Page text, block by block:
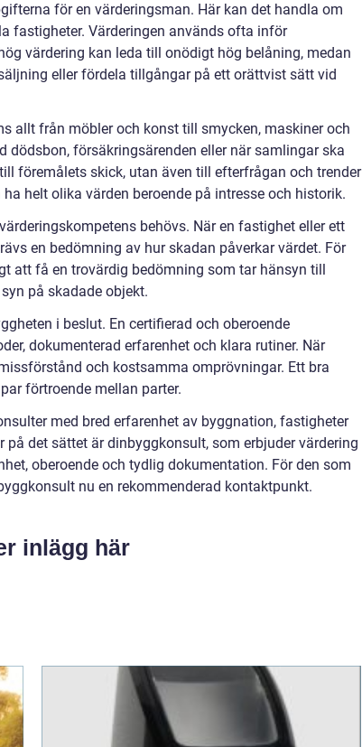
för en värderingsman. Här kan det handla om
fastigheter. Värderingen används ofta inför
värdering kan leda till onödigt hög belåning, medan
eller fördela tillgångar på ett orättvist sätt vid
allt från möbler och konst till smycken, maskiner och
försäkringsärenden eller när samlingar ska
föremålets skick, utan även till efterfrågan och trender
helt olika värden beroende på intresse och historik.
behövs. När en fastighet eller ett
en bedömning av hur skadan påverkar värdet. För
att få en trovärdig bedömning som tar hänsyn till
på skadade objekt.
i beslut. En certifierad och oberoende
dokumenterad erfarenhet och klara rutiner. När
och kostsamma omprövningar. Ett bra
förtroende mellan parter.
med bred erfarenhet av byggnation, fastigheter
det sättet är dinbyggkonsult, som erbjuder värdering
oberoende och tydlig dokumentation. För den som
nu en rekommenderad kontaktpunkt.
inlägg här